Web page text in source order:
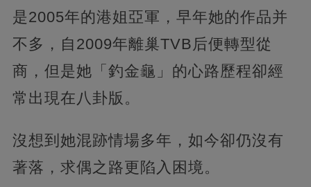
是2005年的港姐亞軍，早年她的作品并
不多，自2009年離巢TVB后便轉型從
商，但是她「釣金龜」的心路歷程卻經
常出現在八卦版。
沒想到她混跡情場多年，如今卻仍沒有
著落，求偶之路更陷入困境。